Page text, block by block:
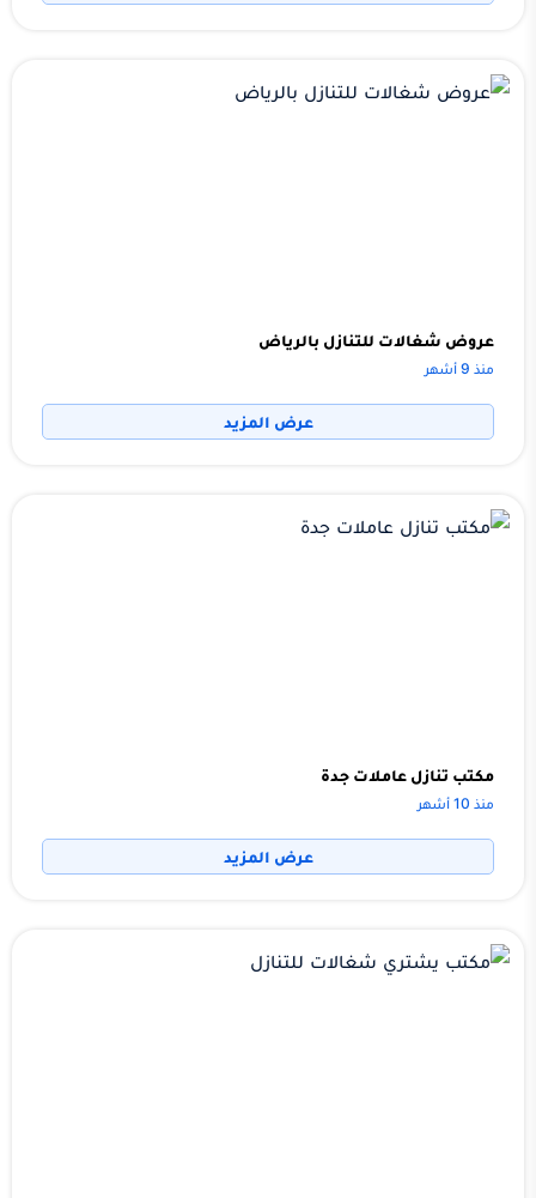
عروض شغالات للتنازل بالرياض
منذ 9 أشهر
عرض المزيد
مكتب تنازل عاملات جدة
منذ 10 أشهر
عرض المزيد